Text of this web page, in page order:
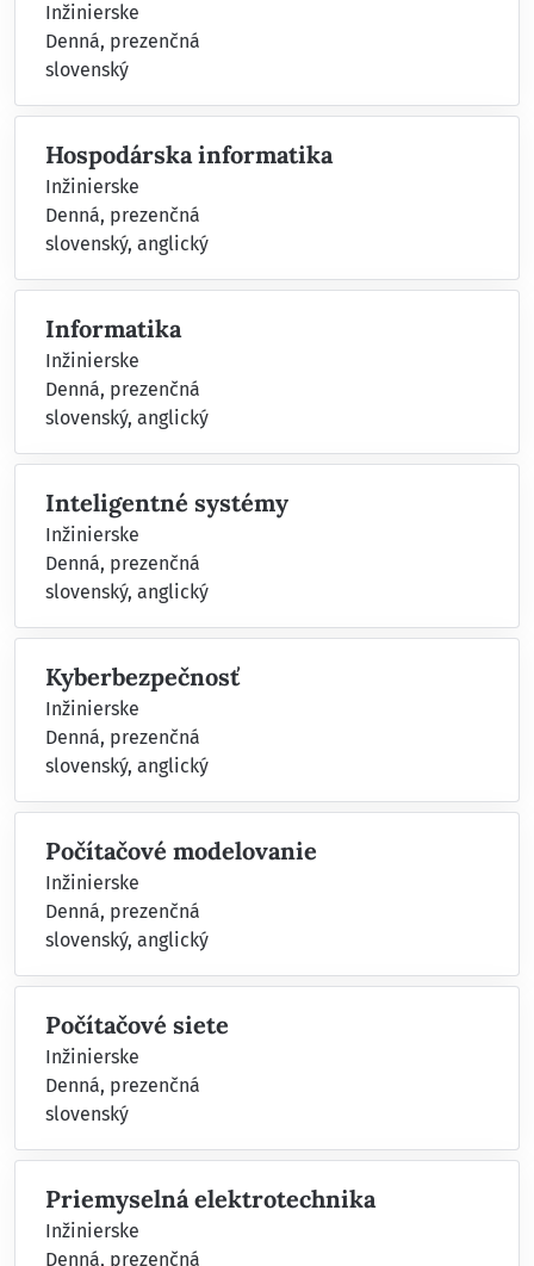
Inžinierske
Denná, prezenčná
slovenský
Hospodárska informatika
Inžinierske
Denná, prezenčná
slovenský, anglický
Informatika
Inžinierske
Denná, prezenčná
slovenský, anglický
Inteligentné systémy
Inžinierske
Denná, prezenčná
slovenský, anglický
Kyberbezpečnosť
Inžinierske
Denná, prezenčná
slovenský, anglický
Počítačové modelovanie
Inžinierske
Denná, prezenčná
slovenský, anglický
Počítačové siete
Inžinierske
Denná, prezenčná
slovenský
Priemyselná elektrotechnika
Inžinierske
Denná, prezenčná